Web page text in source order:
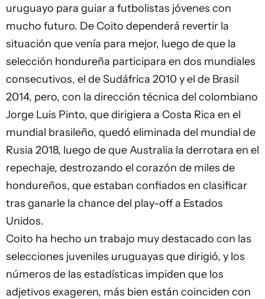
uruguayo para guiar a futbolistas jóvenes con
mucho futuro. De Coito dependerá revertir la
situación que venía para mejor, luego de que la
selección hondureña participara en dos mundiales
consecutivos, el de Sudáfrica 2010 y el de Brasil
2014, pero, con la dirección técnica del colombiano
Jorge Luis Pinto, que dirigiera a Costa Rica en el
mundial brasileño, quedó eliminada del mundial de
Rusia 2018, luego de que Australia la derrotara en el
repechaje, destrozando el corazón de miles de
hondureños, que estaban confiados en clasificar
tras ganarle la chance del play-off a Estados
Unidos.
Coito ha hecho un trabajo muy destacado con las
selecciones juveniles uruguayas que dirigió, y los
números de las estadísticas impiden que los
adjetivos exageren, más bien están coinciden con